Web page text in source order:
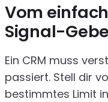
Vom
Signal-
Ein CRM muss
passiert. Stell dir
bestimmtes Limit